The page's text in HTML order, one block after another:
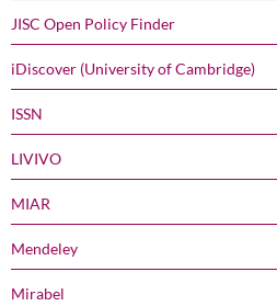
JISC Open Policy Finder
iDiscover (University of Cambridge)
ISSN
LIVIVO
MIAR
Mendeley
Mirabel